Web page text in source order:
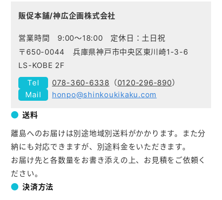
販促本舗/神広企画株式会社
営業時間 9:00～18:00 定休日：土日祝
〒650-0044 兵庫県神戸市中央区東川崎1-3-6
LS-KOBE 2F
078-360-6338 （0120-296-890）
honpo@shinkoukikaku.com
送料
離島へのお届けは別途地域別送料がかかります。また分
納にも対応できますが、別途料金をいただきます。
お届け先と各数量をお書き添えの上、お見積をご依頼く
ださい。
決済方法